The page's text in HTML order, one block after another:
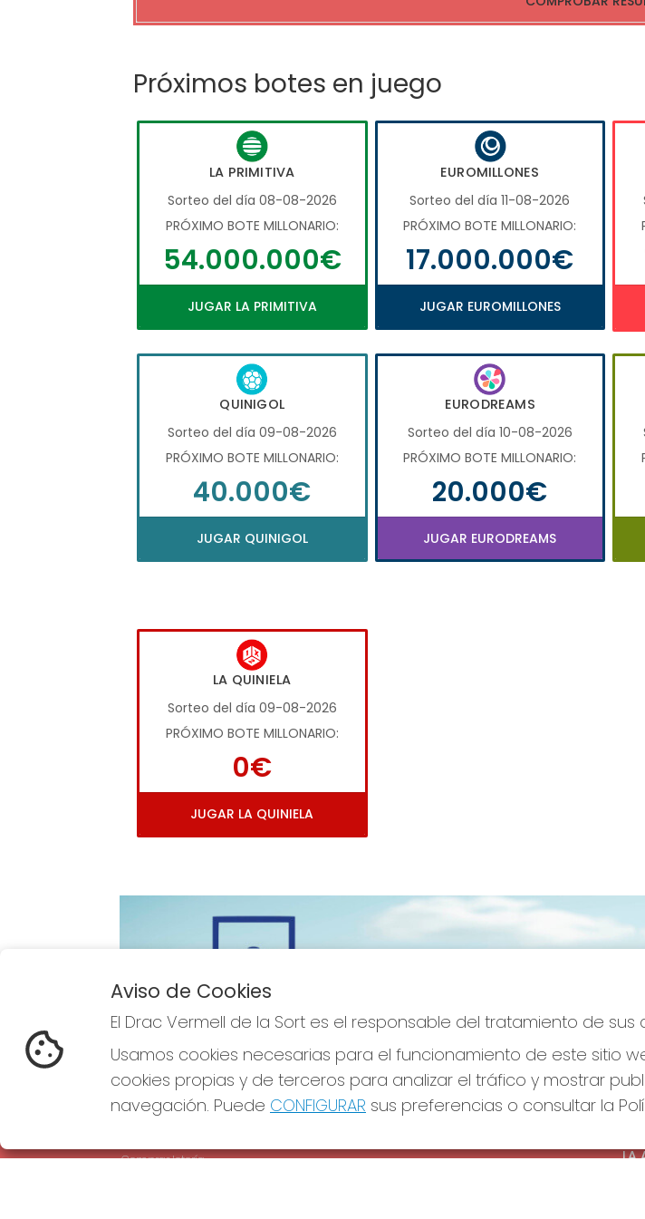
Próximos botes en juego
LA PRIMITIVA
Sorteo del día 08-08-2026
PRÓXIMO BOTE MILLONARIO:
54.000.000€
JUGAR LA PRIMITIVA
EUROMILLONES
Sorteo del día 11-08-2026
PRÓXIMO BOTE MILLONARIO:
17.000.000€
JUGAR EUROMILLONES
QUINIGOL
Sorteo del día 09-08-2026
PRÓXIMO BOTE MILLONARIO:
40.000€
JUGAR QUINIGOL
EURODREAMS
Sorteo del día 10-08-2026
PRÓXIMO BOTE MILLONARIO:
20.000€
JUGAR EURODREAMS
LA QUINIELA
Sorteo del día 09-08-2026
PRÓXIMO BOTE MILLONARIO:
0€
JUGAR LA QUINIELA
EL DRAC VERMELL DE LA SORT
Comprar lotería
REDES SOCIALES
LA
Aviso de Cookies
El Drac Vermell de la Sort es el responsable del tratamiento de sus
Usamos cookies necesarias para el funcionamiento de este sitio
cookies propias y de terceros para analizar el tráfico y mostrar
navegación. Puede CONFIGURAR sus preferencias o consultar la